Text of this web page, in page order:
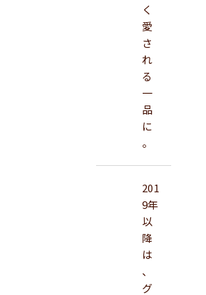
く
愛
さ
れ
る
一
品
に
。
201
9年
以
降
は
、
グ